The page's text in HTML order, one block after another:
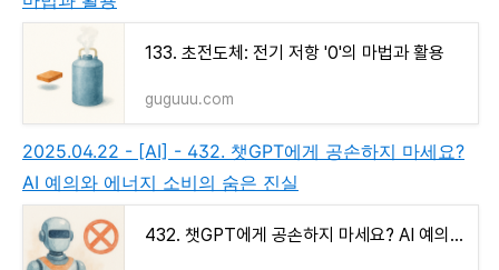
133. 초전도체: 전기 저항 '0'의 마법과 활용
guguuu.com
2025.04.22 - [AI] - 432. 챗GPT에게 공손하지 마세요?
AI 예의와 에너지 소비의 숨은 진실
432. 챗GPT에게 공손하지 마세요? AI 예의와 에너지 소비의 숨은 진실